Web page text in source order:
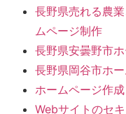
長野県売れる農
ムページ制作
長野県安曇野市
長野県岡谷市ホ
ホームページ作
Webサイトのセ